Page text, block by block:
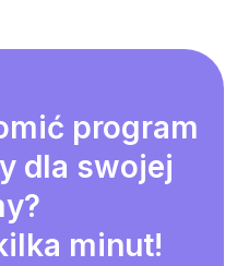
program
dla swojej
minut!